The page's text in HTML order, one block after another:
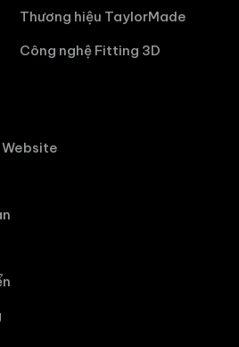
Thương hiệu TaylorMade
Công nghệ Fitting 3D
Website